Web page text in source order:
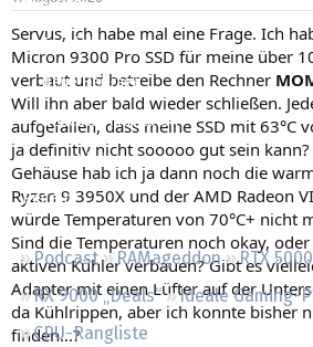
Aktuelles
Empfohlene Inhalte
Neue Beiträge
Neueste Aktivitäten
Leserartikel
Regeln
Podcast RAMageddon
RTX
RX 9000 „Deals“
Ideale Gaming-
CPU-Rangliste
m
Servus, ich habe mal eine Frage. Ich
Micron 9300 Pro SSD für meine über
verbaut und betreibe den Rechner
Will ihn aber bald wieder schließen.
aufgefallen, dass meine SSD mit 63°C
ja definitiv nicht sooooo gut sein kann?
Gehäuse hab ich ja dann noch die
Ryzen 9 3950X und der AMD Radeon
würde Temperaturen von 70°C+ nicht
Sind die Temperaturen noch okay,
aktiven Kühler verbauen? Gibt es
Adapter mit einen Lüfter auf der
da Kühlrippen, aber ich konnte bisher
finden...?